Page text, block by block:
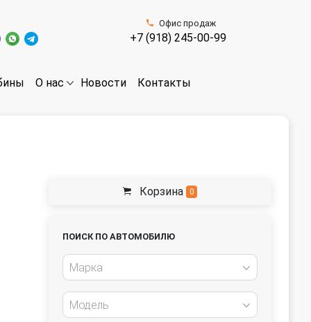
Офис продаж
+7 (918) 245-00-99
О нас Новости Контакты
Корзина 0
ПОИСК ПО АВТОМОБИЛЮ
Марка
Модель